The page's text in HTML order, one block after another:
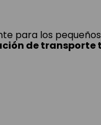
para los
de transporte